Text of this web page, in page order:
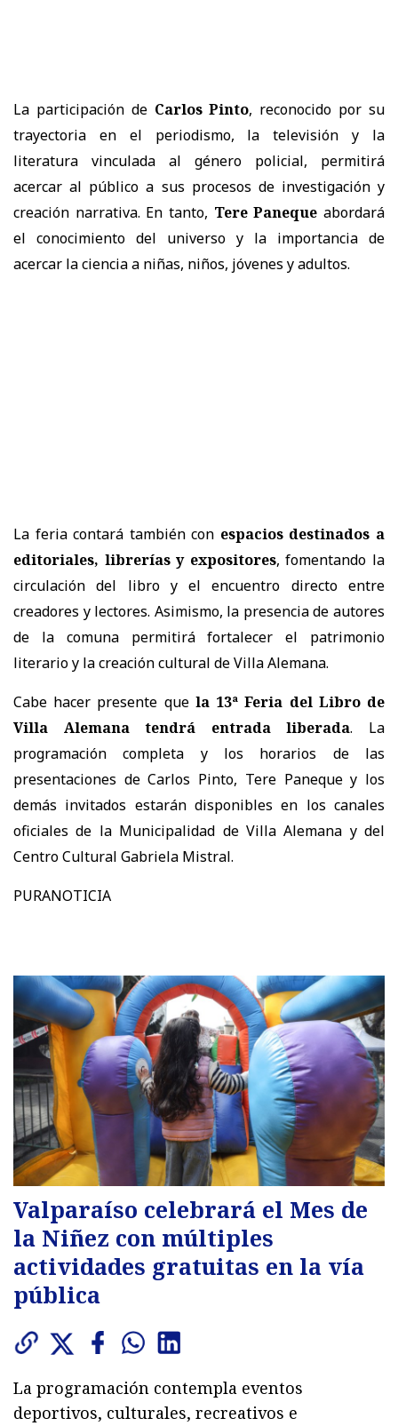
La participación de Carlos Pinto, reconocido por su
trayectoria en el periodismo, la televisión y la
literatura vinculada al género policial, permitirá
acercar al público a sus procesos de investigación y
creación narrativa. En tanto, Tere Paneque abordará
el conocimiento del universo y la importancia de
acercar la ciencia a niñas, niños, jóvenes y adultos.
La feria contará también con espacios destinados a
editoriales, librerías y expositores, fomentando la
circulación del libro y el encuentro directo entre
creadores y lectores. Asimismo, la presencia de autores
de la comuna permitirá fortalecer el patrimonio
literario y la creación cultural de Villa Alemana.
Cabe hacer presente que la 13ª Feria del Libro de
Villa Alemana tendrá entrada liberada. La
programación completa y los horarios de las
presentaciones de Carlos Pinto, Tere Paneque y los
demás invitados estarán disponibles en los canales
oficiales de la Municipalidad de Villa Alemana y del
Centro Cultural Gabriela Mistral.
PURANOTICIA
Valparaíso celebrará el Mes de
la Niñez con múltiples
actividades gratuitas en la vía
pública
La programación contempla eventos
deportivos, culturales, recreativos e